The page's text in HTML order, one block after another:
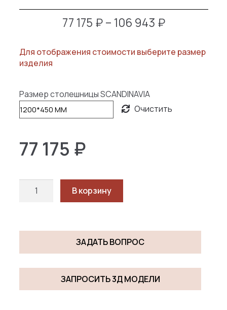
77 175 ₽– 106 943 ₽Диапазон
77
106
Для отображения стоимости выберите размер
изделия
Размер столешницы SCANDINAVIA
Очистить
77 175 ₽
Количество
В корзину
ЗАДАТЬ ВОПРОС
ЗАПРОСИТЬ 3Д МОДЕЛИ